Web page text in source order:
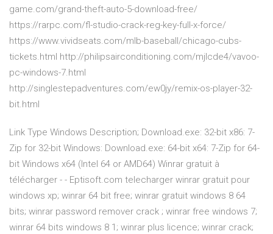
game.com/grand-theft-auto-5-download-free/
https://rarpc.com/fl-studio-crack-reg-key-full-x-force/
https://www.vividseats.com/mlb-baseball/chicago-cubs-
tickets.html http://philipsairconditioning.com/mjlcde4/vavoo-
pc-windows-7.html
http://singlestepadventures.com/ew0jy/remix-os-player-32-
bit.html
Link Type Windows Description; Download.exe: 32-bit x86: 7-
Zip for 32-bit Windows: Download.exe: 64-bit x64: 7-Zip for 64-
bit Windows x64 (Intel 64 or AMD64) Winrar gratuit à
télécharger - - Eptisoft.com telecharger winrar gratuit pour
windows xp; winrar 64 bit free; winrar gratuit windows 8 64
bits; winrar password remover crack ; winrar free windows 7;
winrar 64 bits windows 8 1; winrar plus licence; winrar crack;